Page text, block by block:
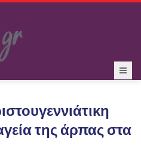
της άρπας στα